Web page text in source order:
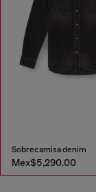
Sobrecamisa denim
Mex$5,290.00